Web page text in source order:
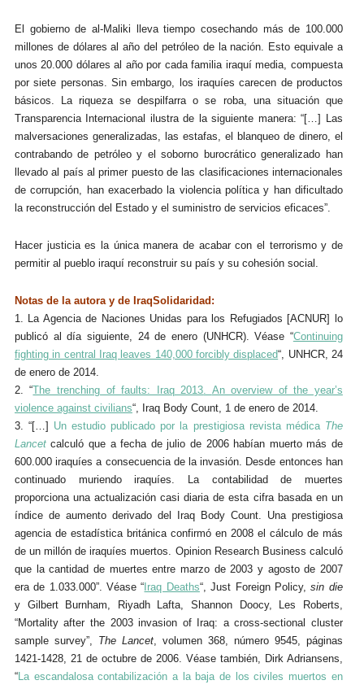
El gobierno de al-Maliki lleva tiempo cosechando más de 100.000
millones de dólares al año del petróleo de la nación. Esto equivale a
unos 20.000 dólares al año por cada familia iraquí media, compuesta
por siete personas. Sin embargo, los iraquíes carecen de productos
básicos. La riqueza se despilfarra o se roba, una situación que
Transparencia Internacional ilustra de la siguiente manera: “[…] Las
malversaciones generalizadas, las estafas, el blanqueo de dinero, el
contrabando de petróleo y el soborno burocrático generalizado han
llevado al país al primer puesto de las clasificaciones internacionales
de corrupción, han exacerbado la violencia política y han dificultado
la reconstrucción del Estado y el suministro de servicios eficaces”.
Hacer justicia es la única manera de acabar con el terrorismo y de
permitir al pueblo iraquí reconstruir su país y su cohesión social.
Notas de la autora y de IraqSolidaridad:
1. La Agencia de Naciones Unidas para los Refugiados [ACNUR] lo
publicó al día siguiente, 24 de enero (UNHCR). Véase “Continuing
fighting in central Iraq leaves 140,000 forcibly displaced“, UNHCR, 24
de enero de 2014.
2. “The trenching offaults: Iraq 2013
An overview of the year’s
violence against civilians“, Iraq Body Count, 1 de enero de 2014.
3. “[…] Un estudio publicado por la prestigiosa revista médica The
Lancetcalculó que a fecha de julio de 2006 habían muerto más de
600.000 iraquíes a consecuencia de la invasión. Desde entonces han
continuado muriendo iraquíes. La contabilidad de muertes
proporciona una actualización casi diaria de esta cifra basada en un
índice de aumento derivado del Iraq Body Count. Una prestigiosa
agencia de estadística británica confirmó en 2008 el cálculo de más
de un millón de iraquíes muertos. Opinion Research Business calculó
que la cantidad de muertes entre marzo de 2003 y agosto de 2007
era de 1.033.000”. Véase “ Iraq Deaths“, Just Foreign Policy,sin die
y Gilbert Burnham, Riyadh Lafta, Shannon Doocy, Les Roberts,
“Mortality after the 2003 invasion of Iraq: a cross-sectional cluster
sample survey”, The Lancet, volumen 368, número 9545, páginas
1421-1428, 21 de octubre de 2006. Véase también, Dirk Adriansens,
“La escandalosa contabilización a la baja de los civiles muertos en